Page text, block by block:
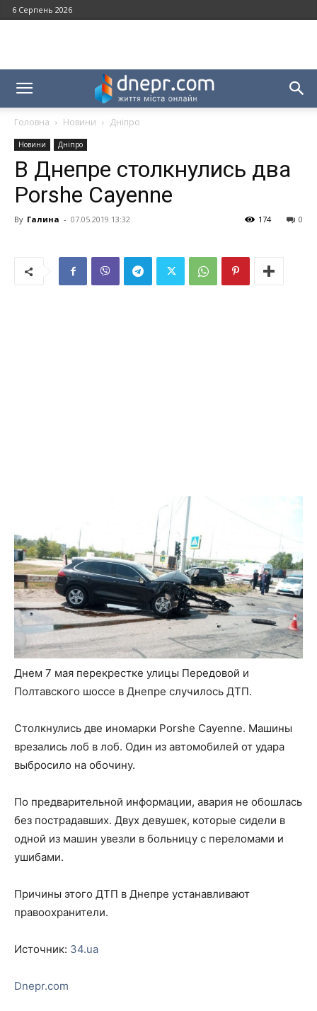
6 Серпень 2026
Головна Новини Дніпро
Новини Дніпро
В Днепре столкнулись два
Porshe Cayenne
By Галина - 07.05.2019 13:32 0
174
Днем 7 мая перекрестке улицы Передовой и
Полтавского шоссе в Днепре случилось ДТП.
Столкнулись две иномарки Porshe Cayenne. Машины
врезались лоб в лоб. Один из автомобилей от удара
выбросило на обочину.
По предварительной информации, авария не обошлась
без пострадавших. Двух девушек, которые сидели в
одной из машин увезли в больницу с переломами и
ушибами.
Причины этого ДТП в Днепре устанавливают
правоохранители.
Источник: 34.ua
Dnepr.com